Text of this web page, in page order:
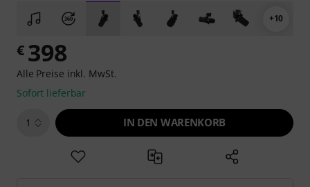
+10
€ 398
Alle Preise inkl. MwSt.
Sofort lieferbar
1 IN DEN WARENKORB